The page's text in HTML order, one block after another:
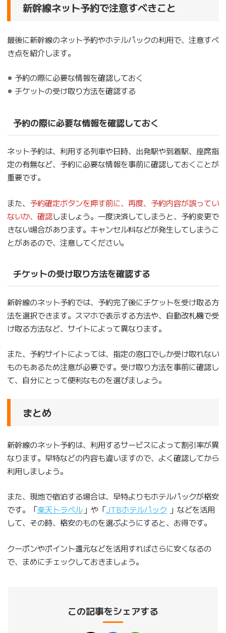
新幹線ネット予約で注意すべきこと
最後に新幹線のネット予約やホテルパックの利用で、注意すべ
き点を紹介します。
予約の際に必要な情報を確認しておく
チケットの受け取り方法を確認する
予約の際に必要な情報を確認しておく
ネット予約は、利用する列車や日時、出発駅や到着駅、座席指
定の有無など、予約に必要な情報を事前に確認しておくことが
重要です。
また、 予約確定ボタンを押す前に、再度、予約内容が誤ってい
ないか、確認しましょう。一度決済してしまうと、予約変更で
きない場合があります。キャンセル料などが発生してしまうこ
とがあるので、注意してください。
チケットの受け取り方法を確認する
新幹線のネット予約では、予約完了後にチケットを受け取る方
法を選択できます。スマホで表示する方法や、自動改札機で受
け取る方法など、サイトによって異なります。
また、予約サイトによっては、指定の窓口でしか受け取れない
ものもあるため注意が必要です。受け取り方法を事前に確認し
て、自分にとって便利なものを選びましょう。
まとめ
新幹線のネット予約は、利用するサービスによって割引率が異
なります。早特などの内容も違いますので、よく確認してから
利用しましょう。
また、現地で宿泊する場合は、早特よりもホテルパックが格安
です。「楽天トラベル 」や「JTBホテルパック 」などを活用
して、その時、格安のものを選ぶようにすると、お得です。
クーポンやポイント還元などを活用すればさらに安くなるの
で、まめにチェックしておきましょう。
この記事をシェアする